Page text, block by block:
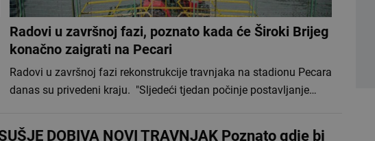
Radovi u završnoj fazi, poznato kada će Široki Brijeg
konačno zaigrati na Pecari
Radovi u završnoj fazi rekonstrukcije travnjaka na stadionu Pecara
danas su privedeni kraju. "Sljedeći tjedan počinje postavljanje…
DOBIVA NOVI TRAVNJAK Poznato gdje bi